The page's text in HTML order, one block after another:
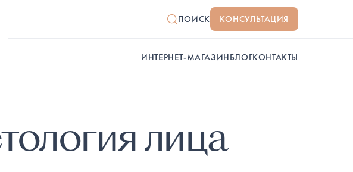
ПОИСК КОНСУЛЬТАЦИЯ
ИНТЕРНЕТ-МАГАЗИНБЛОГКОНТАКТЫ
лица